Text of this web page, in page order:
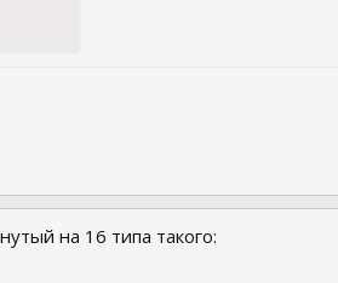
на 16 типа такого: